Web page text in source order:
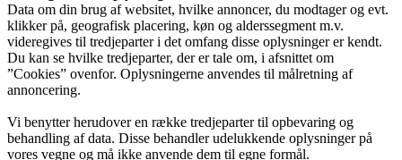
Data om din brug af websitet, hvilke annoncer, du modtager og evt.
klikker på, geografisk placering, køn og alderssegment m.v.
videregives til tredjeparter i det omfang disse oplysninger er kendt.
Du kan se hvilke tredjeparter, der er tale om, i afsnittet om
”Cookies” ovenfor. Oplysningerne anvendes til målretning af
annoncering.
Vi benytter herudover en række tredjeparter til opbevaring og
behandling af data. Disse behandler udelukkende oplysninger på
vores vegne og må ikke anvende dem til egne formål.